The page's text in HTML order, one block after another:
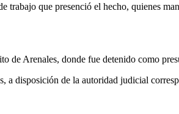
que presenció el hecho, quienes
Arenales, donde fue detenido como
a disposición de la autoridad judicial